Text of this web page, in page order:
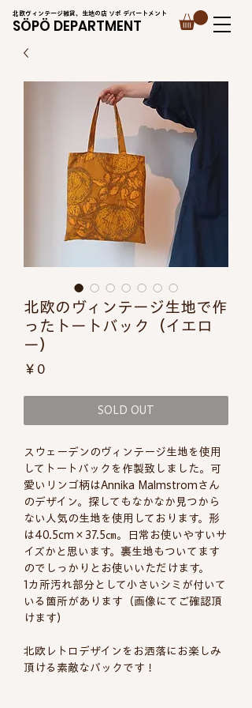
北欧ヴィンテージ雑貨、生地の店 ソポ デパートメント
SÖPÖ DEPARTMENT
北欧のヴィンテージ生地で作
ったトートバック（イエロ
ー）
￥0価
SOLD OUT
スウェーデンのヴィンテージ生地を使用
してトートバックを作製致しました。可
愛いリンゴ柄はAnnika Malmstromさん
のデザイン。探してもなかなか見つから
ない人気の生地を使用しております。形
は40.5cm×37.5㎝。日常お使いやすいサ
イズかと思います。裏生地もついてます
のでしっかりとお使いいただけます。
1カ所汚れ部分として小さいシミが付いて
いる箇所があります（画像にてご確認頂
けます）
北欧レトロデザインをお洒落にお楽しみ
頂ける素敵なバックです！